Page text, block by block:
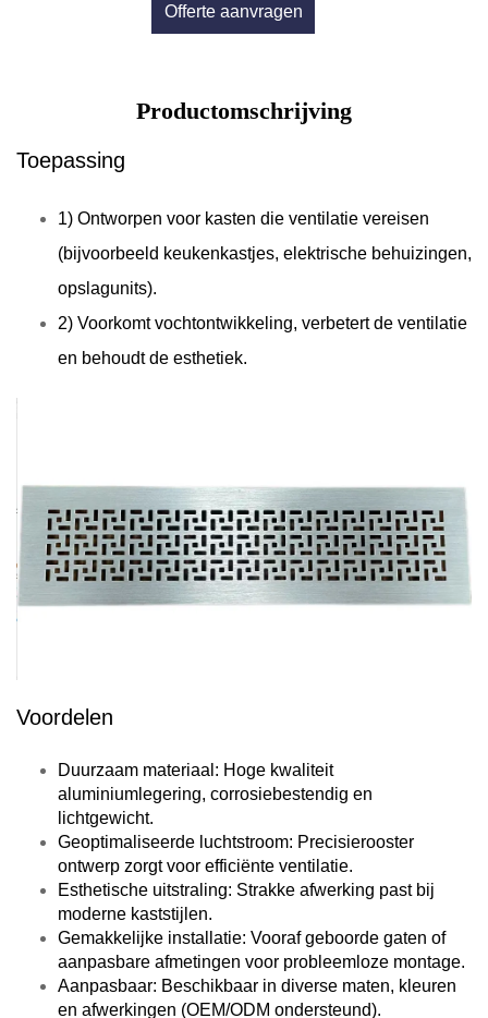
Offerte aanvragen
Productomschrijving
Toepassing
1) Ontworpen voor kasten die ventilatie vereisen
(bijvoorbeeld keukenkastjes, elektrische behuizingen,
opslagunits).
2) Voorkomt vochtontwikkeling, verbetert de ventilatie
en behoudt de esthetiek.
Voordelen
Duurzaam materiaal: Hoge kwaliteit
aluminiumlegering, corrosiebestendig en
lichtgewicht.
Geoptimaliseerde luchtstroom: Precisierooster
ontwerp zorgt voor efficiënte ventilatie.
Esthetische uitstraling: Strakke afwerking past bij
moderne kaststijlen.
Gemakkelijke installatie: Vooraf geboorde gaten of
aanpasbare afmetingen voor probleemloze montage.
Aanpasbaar: Beschikbaar in diverse maten, kleuren
en afwerkingen (OEM/ODM ondersteund).